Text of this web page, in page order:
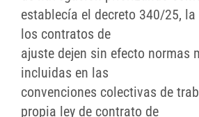
establecía el decreto 340/25,
los contratos de
ajuste dejen sin efecto normas
incluidas en las
convenciones colectivas de
propia ley de contrato de